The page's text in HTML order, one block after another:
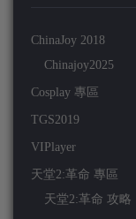
ChinaJoy 2018
Chinajoy2025
Cosplay 專區
TGS2019
VIPlayer
天堂2:革命 專區
天堂2:革命 攻略